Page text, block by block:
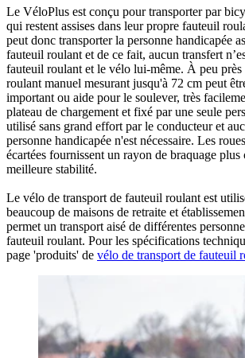
Le VéloPlus est conçu pour transporter par
qui restent assises dans leur propre fauteuil
peut donc transporter la personne handicapée
fauteuil roulant et de ce fait, aucun transfert
fauteuil roulant et le vélo lui-même. À peu près
roulant manuel mesurant jusqu'à 72 cm peut
important ou aide pour le soulever, très
plateau de chargement et fixé par une seule
utilisé sans grand effort par le conducteur et
personne handicapée n'est nécessaire. Les
écartées fournissent un rayon de braquage plus
meilleure stabilité.
Le vélo de transport de fauteuil roulant est
beaucoup de maisons de retraite et
permet un transport aisé de différentes
fauteuil roulant. Pour les spécifications
page 'produits' de vélo de transport de fauteuil